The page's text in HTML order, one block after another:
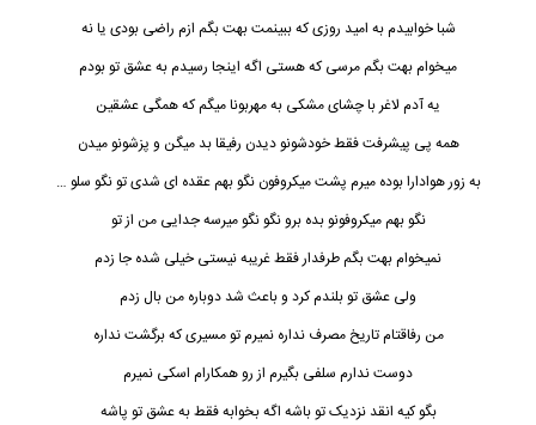
شبا خوابیدم به امید روزی که ببینمت بهت بگم ازم راضی بودی یا نه
میخوام بهت بگم مرسی که هستی اگه اینجا رسیدم به عشق تو بودم
یه آدم لاغر با چشای مشکی بهمهربونا میگم که همگی عشقین
همه پی پیشرفت فقط خودشونو دیدن رفیقا بد میگن و پزشونو میدن
به زور هوادارا بوده میرم پشت میکروفون نگو بهم عقده ای شدی تو نگو سلو …
نگو بهم میکروفونو بده برو نگو نگو میرسه جدایی من از تو
نمیخوام بهت بگم طرفدار فقط غریبه نیستی خیلی شده جا زدم
ولی عشق تو بلندم کرد و باعث شد دوباره من بال زدم
من رفاقتام تاریخ مصرف نداره نمیرم تو مسیری که برگشت نداره
دوست ندارم سلفی بگیرم از رو همکارام اسکی نمیرم
بگو کیه انقد نزدیک تو باشه اگه بخوابه فقط به عشق تو پاشه